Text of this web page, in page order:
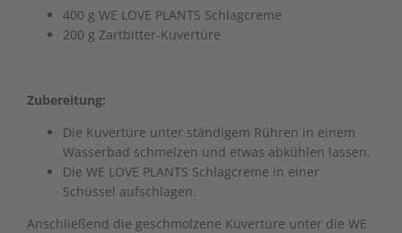
400 g WE LOVE PLANTS Schlagcreme
200 g Zartbitter-Kuvertüre
Zubereitung:
Die Kuvertüre unter ständigem Rühren in einem
Wasserbad schmelzen und etwas abkühlen lassen.
Die WE LOVE PLANTS Schlagcreme in einer
Schüssel aufschlagen.
Anschließend die geschmolzene Kuvertüre unter die WE